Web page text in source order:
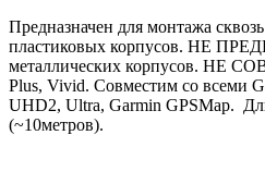
Предназначен для монтажа
пластиковых корпусов. НЕ
металлических корпусов. НЕ
Plus, Vivid. Совместим со всеми
UHD2, Ultra, Garmin GPSMap.
(~10метров).